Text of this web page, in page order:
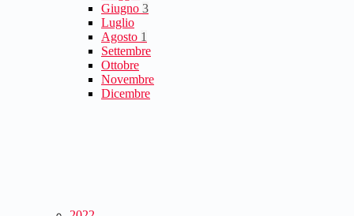
Giugno 3
Luglio
Agosto 1
Settembre
Ottobre
Novembre
Dicembre